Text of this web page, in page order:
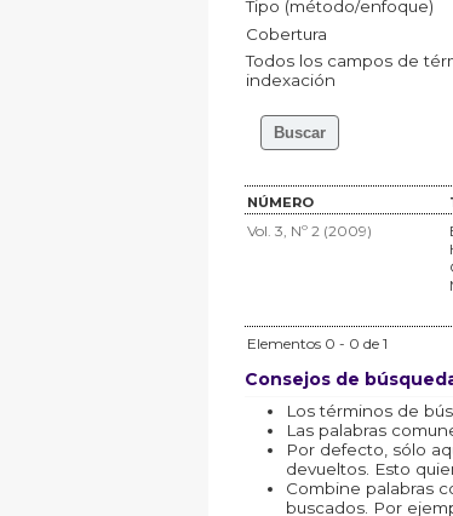
Tipo (método/enfoque)
Cobertura
Todos los campos de
indexación
NÚMERO
Vol. 3, Nº 2 (2009)
Elementos 0 - 0 de 1
Consejos de
Los términos de
Las palabras
Por defecto, sólo
devueltos. Esto
Combine palabras
buscados. Por